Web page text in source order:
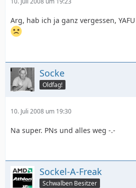
Arg, hab ich ja ganz vergessen,
Socke
Oldfag!
10. Juli 2008 um 19:30
Na super. PNs und alles weg -.-
Sockel-A-Freak
Schwalben Besitzer